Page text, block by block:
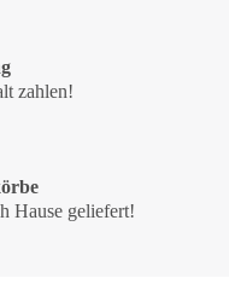
zahlen!
Hause geliefert!